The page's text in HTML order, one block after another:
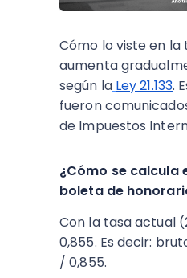
Cómo lo viste en
aumenta
según la Ley 21.133.
fueron
de Impuestos
¿Cómo se calcula
boleta de
Con la tasa actual
0,855. Es decir:
/ 0,855.